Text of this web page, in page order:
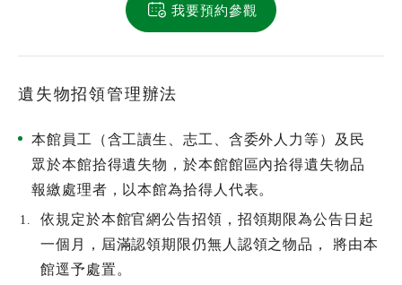
全文檢索
我要預約參觀
遺失物招領管理辦法
本館員工（含工讀生、志工、含委外人力等）及民
眾於本館拾得遺失物，於本館館區內拾得遺失物品
報繳處理者，以本館為拾得人代表。
依規定於本館官網公告招領，招領期限為公告日起
一個月，屆滿認領期限仍無人認領之物品， 將由本
館逕予處置。